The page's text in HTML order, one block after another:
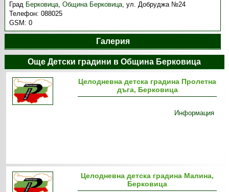
Град Берковица,Община Берковица,ул. Добруджа №24
Телефон:088025
GSM:0
Галерия
Още Детски градини в Община Берковица
Целодневна детска градина Пролетна
дъга, Берковица
Информация
Целодневна детска градина Малина,
Берковица